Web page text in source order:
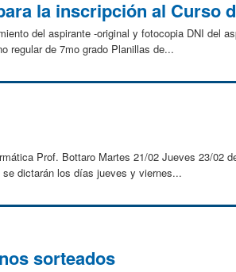
la inscripción al Curso
del aspirante -original y fotocopia DNI del
regular de 7mo grado Planillas de...
Prof. Bottaro Martes 21/02 Jueves 23/02
dictarán los días jueves y viernes...
sorteados